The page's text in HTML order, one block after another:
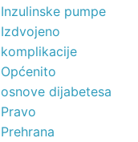
Inzulinske pumpe
Izdvojeno
komplikacije
Općenito
osnove dijabetesa
Pravo
Prehrana